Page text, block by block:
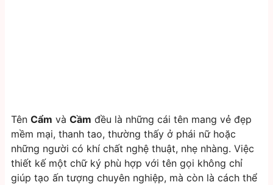
Tên Cẩm và Cầm đều là những cái tên mang vẻ đẹp
mềm mại, thanh tao, thường thấy ở phái nữ hoặc
những người có khí chất nghệ thuật, nhẹ nhàng. Việc
thiết kế một chữ ký phù hợp với tên gọi không chỉ
giúp tạo ấn tượng chuyên nghiệp, mà còn là cách thể